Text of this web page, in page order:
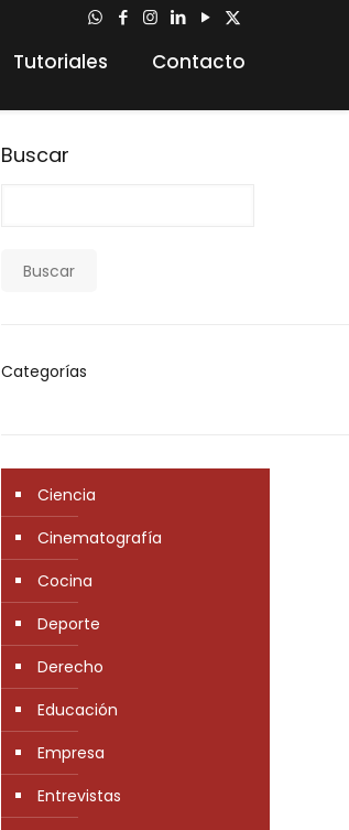
Tutoriales Contacto
Buscar
Buscar
Categorías
Ciencia
Cinematografía
Cocina
Deporte
Derecho
Educación
Empresa
Entrevistas